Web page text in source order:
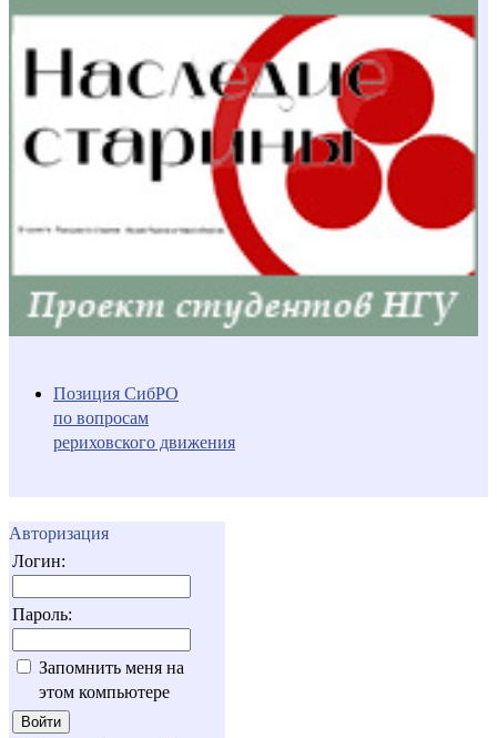
Позиция СибРО
по вопросам
рериховского движения
Авторизация
Логин:
Пароль:
Запомнить меня на
этом компьютере